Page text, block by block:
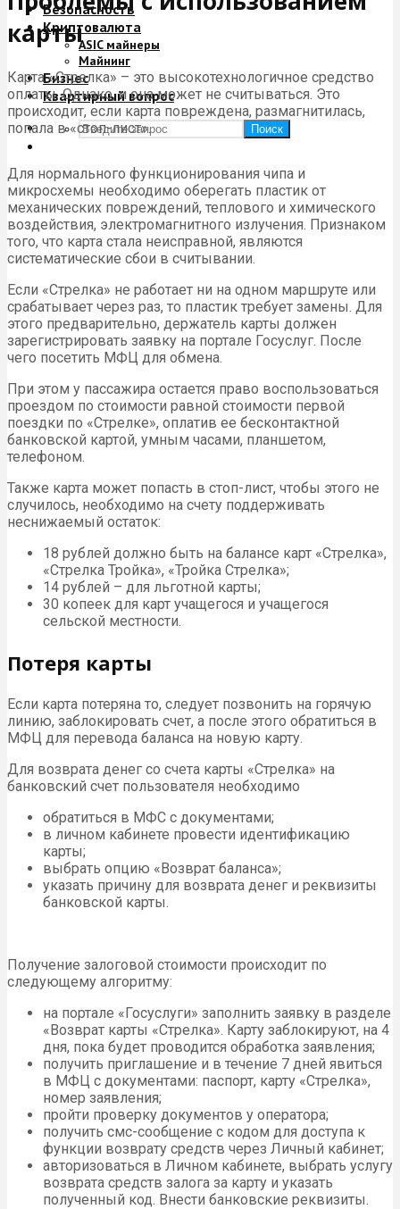
Безопасность
Криптовалюта
ASIC майнеры
Майнинг
Бизнес
Квартирный вопрос
Поиск
карты
Карта «Стрелка» – это высокотехнологичное средство
оплаты. Однако, и она может не считываться. Это
происходит, если карта повреждена, размагнитилась,
попала в «стоп-лист».
Для нормального функционирования чипа и
микросхемы необходимо оберегать пластик от
механических повреждений, теплового и химического
воздействия, электромагнитного излучения. Признаком
того, что карта стала неисправной, являются
систематические сбои в считывании.
Если «Стрелка» не работает ни на одном маршруте или
срабатывает через раз, то пластик требует замены. Для
этого предварительно, держатель карты должен
зарегистрировать заявку на портале Госуслуг. После
чего посетить МФЦ для обмена.
При этом у пассажира остается право воспользоваться
проездом по стоимости равной стоимости первой
поездки по «Стрелке», оплатив ее бесконтактной
банковской картой, умным часами, планшетом,
телефоном.
Также карта может попасть в стоп-лист, чтобы этого не
случилось, необходимо на счету поддерживать
неснижаемый остаток:
18 рублей должно быть на балансе карт «Стрелка»,
«Стрелка Тройка», «Тройка Стрелка»;
14 рублей – для льготной карты;
30 копеек для карт учащегося и учащегося
сельской местности.
Потеря карты
Если карта потеряна то, следует позвонить на горячую
линию, заблокировать счет, а после этого обратиться в
МФЦ для перевода баланса на новую карту.
Для возврата денег со счета карты «Стрелка» на
банковский счет пользователя необходимо
обратиться в МФС с документами;
в личном кабинете провести идентификацию
карты;
выбрать опцию «Возврат баланса»;
указать причину для возврата денег и реквизиты
банковской карты.
Получение залоговой стоимости происходит по
следующему алгоритму:
на портале «Госуслуги» заполнить заявку в разделе
«Возврат карты «Стрелка». Карту заблокируют, на 4
дня, пока будет проводится обработка заявления;
получить приглашение и в течение 7 дней явиться
в МФЦ с документами: паспорт, карту «Стрелка»,
номер заявления;
пройти проверку документов у оператора;
получить смс-сообщение с кодом для доступа к
функции возврату средств через Личный кабинет;
авторизоваться в Личном кабинете, выбрать услугу
возврата средств залога за карту и указать
полученный код. Внести банковские реквизиты.